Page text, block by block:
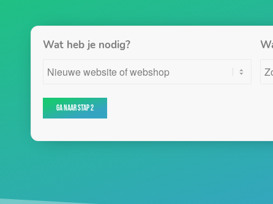
Wat heb je nodig?